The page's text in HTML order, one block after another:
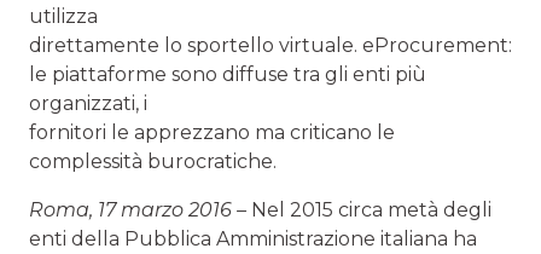
utilizza
direttamente lo sportello virtuale. eProcurement:
le piattaforme sono diffuse tra gli enti più
organizzati, i
fornitori le apprezzano ma criticano le
complessità burocratiche.
Roma, 17 marzo 2016 – Nel 2015 circa metà degli
enti della Pubblica Amministrazione italiana ha